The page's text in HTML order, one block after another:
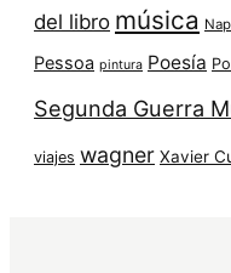
del libro música
Pessoa pintura Poesía
Segunda Guerra
viajes wagner Xavier